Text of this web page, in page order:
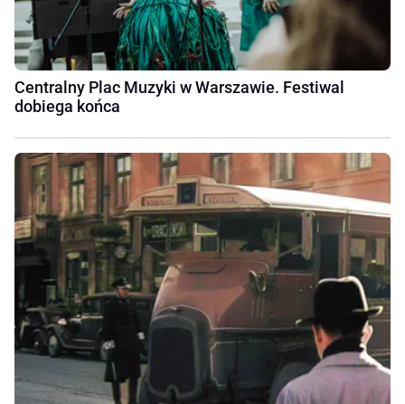
Centralny Plac Muzyki w Warszawie. Festiwal
dobiega końca